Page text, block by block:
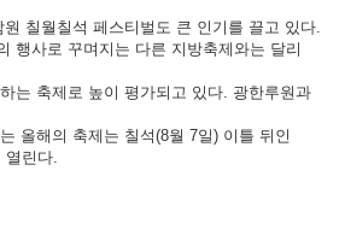
칠월칠석 페스티벌도 큰 인기를 끌고 있다.
행사로 꾸며지는 다른 지방축제와는 달리
는 축제로 높이 평가되고 있다. 광한루원과
올해의 축제는 칠석(8월 7일) 이틀 뒤인
열린다.